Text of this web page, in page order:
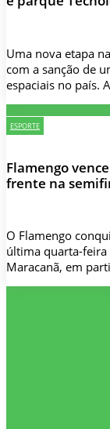
Uma nova etapa
com a sanção de
espaciais no país.
ESPORTE
Flamengo
frente na
O Flamengo
última quarta-feira
Maracanã, em